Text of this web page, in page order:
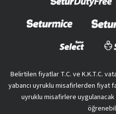
Belirtilen fiyatlar T.C. ve K.K.T.C.
yabancı uyruklu misafirlerden fiyat
uyruklu misafirlere